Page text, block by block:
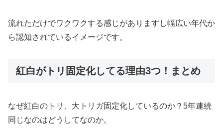
流れただけでワクワクする感じがありますし幅広い年代か
ら認知されているイメージです。
紅白がトリ固定化してる理由3つ！まとめ
なぜ紅白のトリ、大トリガ固定化しているのか？5年連続
同じなのはどうしてなのか。